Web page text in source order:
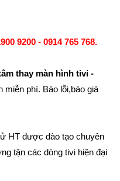
9200 - 0914 765 768.
thay màn hình tivi -
miễn phí. Báo lỗi,báo giá
HT được đào tạo chuyên
tận các dòng tivi hiện đại